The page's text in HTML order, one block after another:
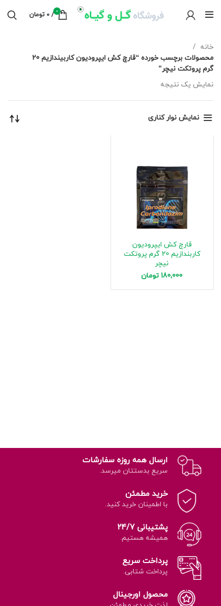
0
/
0 تومان
خانه
محصولات برچسب خورده “قارچ کش ایپرودیون کاربیندازیم 20
گرم پروتکت نیچر”
نمایش یک نتیجه
نمایش نوار کناری
قارچ کش ایپرودیون
کاربندازیم 20 گرم پروتکت
نیچر
180,000 تومان
ارسال همه روزه سفارشات
سریع بدستتان میرسد.
خرید مطمئن
با اطمینان خرید کنید.
پشتیبانی 24/7
همیشه هستیم.
پرداخت سریع
پرداخت شتابی.
محصول اورجینال